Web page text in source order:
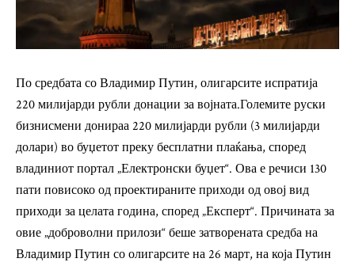
По средбата со Владимир Путин, олигарсите испратија
220 милијарди рубли донации за војната.Големите руски
бизнисмени донираа 220 милијарди рубли (3 милијарди
долари) во буџетот преку бесплатни плаќања, според
владиниот портал „Електронски буџет“. Ова е речиси 130
пати повисоко од проектираните приходи од овој вид
приходи за целата година, според „Експерт“. Причината за
овие „доброволни прилози“ беше затворената средба на
Владимир Путин со олигарсите на 26 март, на која Путин